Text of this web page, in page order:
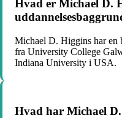
Hvad er Michael D.
Michael D. Higgins har en
fra University College
Indiana University i USA.
Hvad har Michael